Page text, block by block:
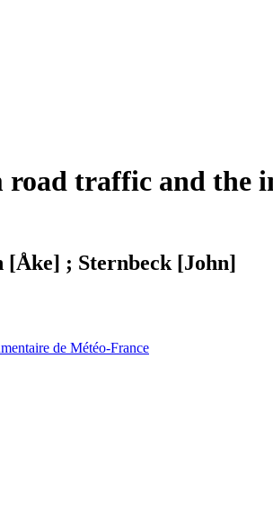
road traffic and the
[Åke] ; Sternbeck [John]
de Météo-France